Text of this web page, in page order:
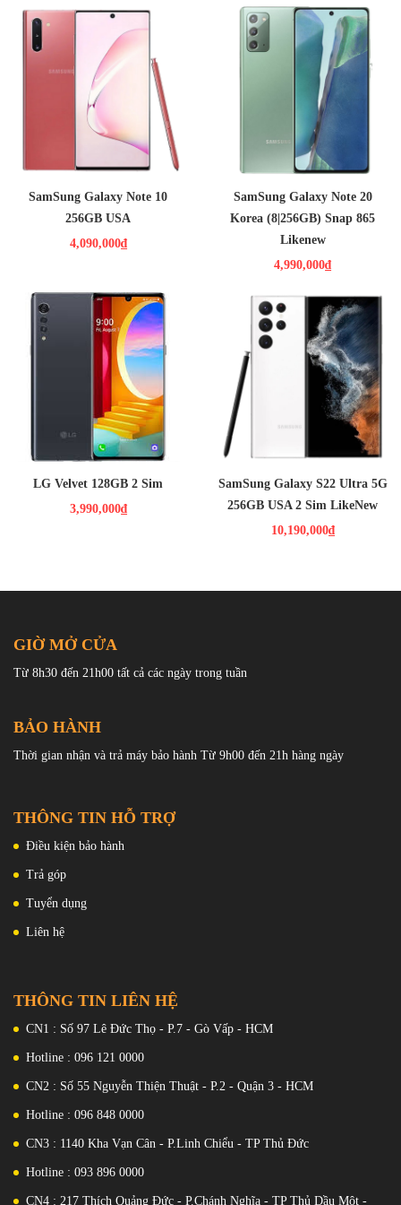
Ống kính tele bổ sung hiện đã buộc phải sắp xếp lại các ống kính và
suy nghĩ lại về thương hiệu – MariSilicon đã biến mất, Hasselblad
Ultra.
Khác với dòng đời trước Find X7 Ultra chỉ trang bị mặt lưng da
Trải nghiệm nút nhanh trên OPPO Find X8 cung cấp ba thao tác
như sau:
Nhấn đúp để mở Camera;
Nhấn cò một lần để chụp ảnh hoặc quay video;
Màn hình: Dynamic AMOLED,
HDH : Android 9.0 (Pie)
CPU : Snap 855
RAM : 8GB / ROM : 256GB
CAMERA : 12-12 , 16 MPX /
PIN : 3500MAH
SamSung Galaxy Note 10
256GB USA
4,090,000₫
Màn hình: Dynamic AMOLED,
RAM : 8GB / ROM : 256GB
CAMERA : Chính 12 MP & Phụ 64
PIN : 4300MAH
SamSung Galaxy Note 20
Korea (8|256GB) Snap 865
Likenew
4,990,000₫
3,990,000₫
Màn hình: P-OLED, 6.8", Full
HD+
Hệ điều hành: Android 10
Camera sau: Chính 48 MP & Phụ 8
CPU:Snapdragon 765G
RAM: 6GB/ROM :128GB
Dung lượng pin:4300 mAh
LG Velvet 128GB 2 Sim
3,990,000₫
10,190,000₫
SamSung Galaxy S22 Ultra 5G
256GB USA 2 Sim LikeNew
10,190,000₫
GIỜ MỞ CỬA
Từ 8h30 đến 21h00 tất cả các ngày trong tuần
BẢO HÀNH
Thời gian nhận và trả máy bảo hành Từ 9h00 đến 21h hàng ngày
THÔNG TIN HỖ TRỢ
Điều kiện bảo hành
Trả góp
Tuyển dụng
Liên hệ
THÔNG TIN LIÊN HỆ
CN1 : Số 97 Lê Đức Thọ - P.7 - Gò Vấp - HCM
Hotline : 096 121 0000
CN2 : Số 55 Nguyễn Thiện Thuật - P.2 - Quận 3 - HCM
Hotline : 096 848 0000
CN3 : 1140 Kha Vạn Cân - P.Linh Chiểu - TP Thủ Đức
Hotline : 093 896 0000
CN4 : 217 Thích Quảng Đức - P.Chánh Nghĩa - TP Thủ Dầu Một -